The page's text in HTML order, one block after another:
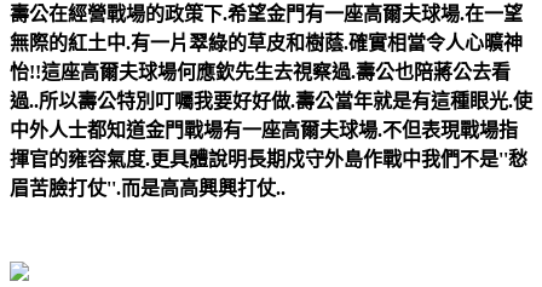
壽公在經營戰場的政策下.希望金門有一座高爾夫球場.在一望
無際的紅土中.有一片翠綠的草皮和樹蔭.確實相當令人心曠神
怡!!這座高爾夫球場何應欽先生去視察過.壽公也陪蔣公去看
過..所以壽公特別叮囑我要好好做.壽公當年就是有這種眼光.使
中外人士都知道金門戰場有一座高爾夫球場.不但表現戰場指
揮官的雍容氣度.更具體說明長期戍守外島作戰中我們不是''愁
眉苦臉打仗''.而是高高興興打仗..